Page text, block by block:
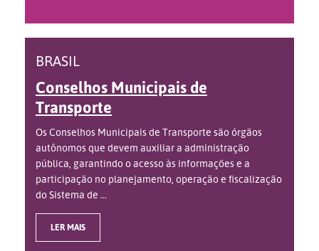
BRASIL
Conselhos Municipais de
Transporte
Os Conselhos Municipais de Transporte são órgãos
autônomos que devem auxiliar a administração
pública, garantindo o acesso às informações e a
participação no planejamento, operação e fiscalização
do Sistema de ...
LER MAIS